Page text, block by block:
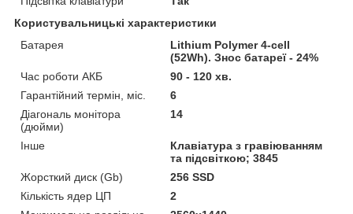
Користувальницькі характеристики
Батарея
Lithium Polymer 4-cell
(52Wh). Знос батареї - 24%
Час роботи АКБ
90 - 120 хв.
Гарантійний термін, міс.
6
Діагональ монітора
(дюйми)
14
Інше
Клавіатура з гравіюванням
та підсвіткою; 3845
Жорсткий диск (Gb)
256 SSD
Кількість ядер ЦП
2